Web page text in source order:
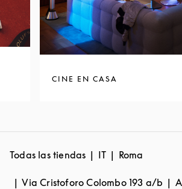
CINE EN CASA
Todas las tiendas IT Roma
Via Cristoforo Colombo 193 a/b